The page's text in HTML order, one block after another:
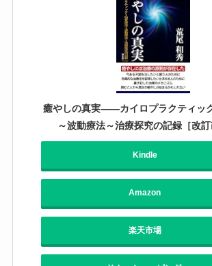
癒やしの真実――カイロプラクティッ
～波動療法～治療探究の記録［改訂
Kindle
Amazon
楽天市場